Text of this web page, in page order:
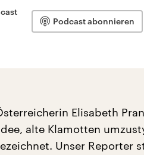
Podcast abonnieren
Elisabeth
alte Klamotten
Unser Reporter